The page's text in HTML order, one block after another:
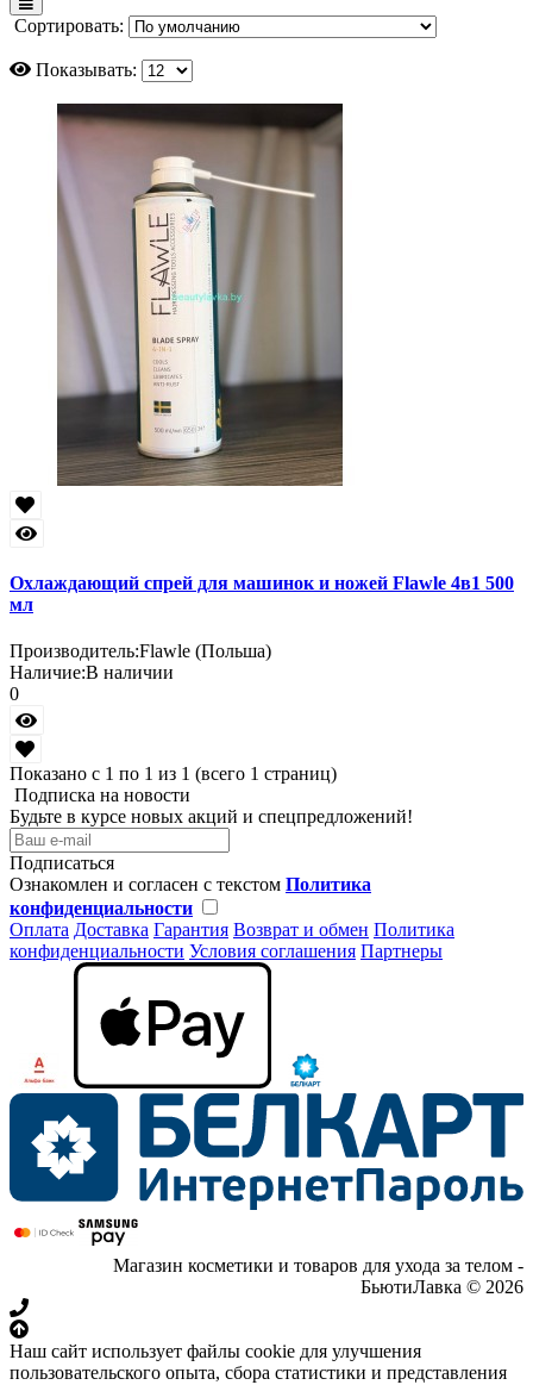
Сортировать:
Показывать:
Охлаждающий спрей для машинок и ножей Flawle 4в1 500
мл
Производитель:Flawle (Польша)
Наличие:В наличии
0
Показано с 1 по 1 из 1 (всего 1 страниц)
Подписка на новости
Будьте в курсе новых акций и спецпредложений!
Подписаться
Ознакомлен и согласен с текстом Политика
конфиденциальности
Оплата Доставка Гарантия Возврат и обмен Политика
конфиденциальности Условия соглашения Партнеры
Магазин косметики и товаров для ухода за телом -
БьютиЛавка © 2026
Наш сайт использует файлы cookie для улучшения
пользовательского опыта, сбора статистики и представления